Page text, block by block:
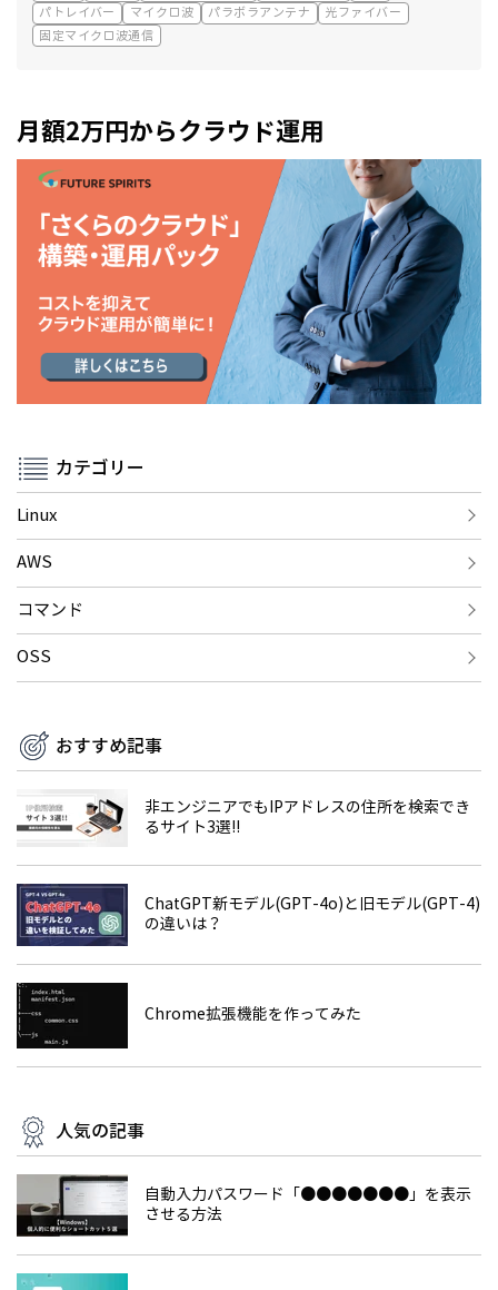
パトレイバー
マイクロ波 パラボラアンテナ
光ファイバー
固定マイクロ波通信
月額2万円からクラウド運用
カテゴリー
Linux
AWS
コマンド
OSS
おすすめ記事
非エンジニアでもIPアドレスの住所を検索でき
るサイト3選!!
ChatGPT新モデル(GPT-4o)と旧モデル(GPT-4)
の違いは？
Chrome拡張機能を作ってみた
人気の記事
自動入力パスワード「●●●●●●●」を表示
させる方法